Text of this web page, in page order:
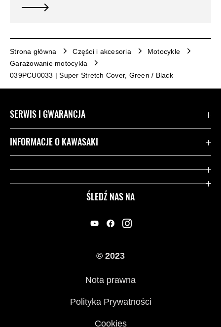
Strona główna Części i akcesoria
Motocykle
Garażowanie motocykla
039PCU0033 | Super Stretch Cover, Green / Black
ŚLEDŹ NAS NA
SERWIS I GWARANCJA
Kontakt
Przydatne strony
INFORMACJE O KAWASAKI
Dziedzictwo Kawasaki
© 2023
Nota prawna
Polityka Prywatności
Cookies